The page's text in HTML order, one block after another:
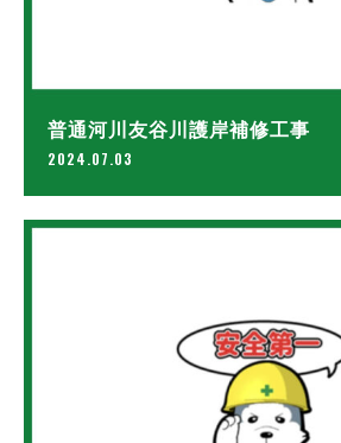
普通河川友谷川護岸補修工事
2024.07.03